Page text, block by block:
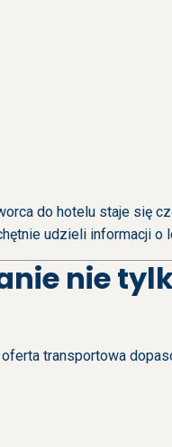
do hotelu staje się
udzieli informacji o
nie
transportowa